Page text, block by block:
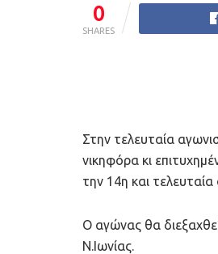
0
SHARES
Στην τελευταία
νικηφόρα κι
την 14η και
Ο αγώνας θα
Ν.Ιωνίας.